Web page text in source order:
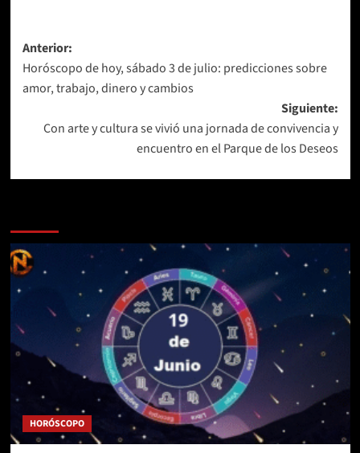
Navegación
de
entradas
Anterior:
Horóscopo de hoy, sábado 3 de julio: predicciones sobre
amor, trabajo, dinero y cambios
Siguiente:
Con arte y cultura se vivió una jornada de convivencia y
encuentro en el Parque de los Deseos
HORÓSCOPO